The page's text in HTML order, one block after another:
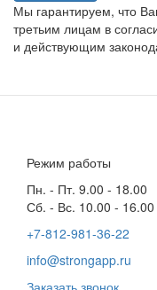
Мы гарантируем, что
третьим лицам в
и действующим
Режим работы
Пн. - Пт. 9.00 - 18.00
Сб. - Вс. 10.00 - 16.00
+7-812-981-36-22
info@strongapp.ru
Заказать звонок